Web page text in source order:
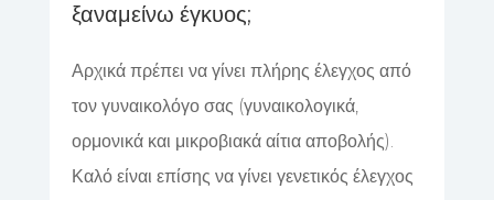
ξαναμείνω έγκυος;
Αρχικά πρέπει να γίνει πλήρης έλεγχος από
τον γυναικολόγο σας (γυναικολογικά,
ορμονικά και μικροβιακά αίτια αποβολής).
Καλό είναι επίσης να γίνει γενετικός έλεγχος